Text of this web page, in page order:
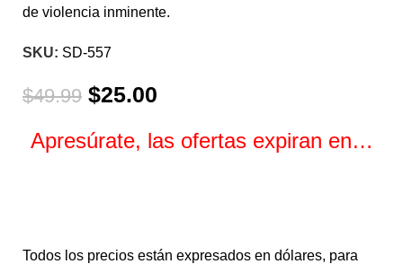
de violencia inminente.
SKU: SD-557
$49.99 $25.00
Apresúrate, las ofertas expiran en…
Todos los precios están expresados en dólares, para